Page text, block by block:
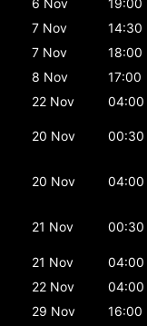
7 Nov
14:30
7 Nov
18:00
8 Nov
17:00
22 Nov
04:00
20 Nov 00:30
20 Nov 04:00
21 Nov 00:30
21 Nov
04:00
22 Nov
04:00
29 Nov
16:00